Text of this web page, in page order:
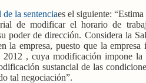
la sentenciaes el siguiente:
de modificar el horario de
poder de dirección. Considera la
la empresa, puesto que la
, cuya modificación impone la
sustancial de las
tal negociación”.